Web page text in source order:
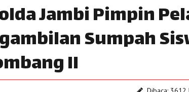
Jambi Pimpin
Sumpah
II